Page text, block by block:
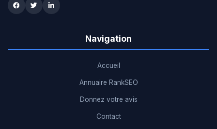
Navigation
Accueil
Annuaire RankSEO
Donnez votre avis
Contact